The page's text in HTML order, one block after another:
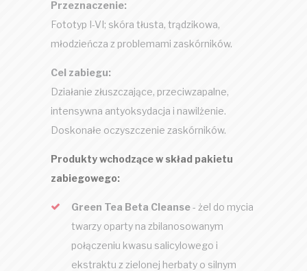
Przeznaczenie:
Fototyp I-VI; skóra tłusta, trądzikowa,
młodzieńcza z problemami zaskórników.
Cel zabiegu:
Działanie złuszczające, przeciwzapalne,
intensywna antyoksydacja i nawilżenie.
Doskonałe oczyszczenie zaskórników.
Produkty wchodzące w skład pakietu
zabiegowego:
Green Tea Beta Cleanse- żel do mycia
twarzy oparty na zbilanosowanym
połączeniu kwasu salicylowego i
ekstraktu z zielonej herbaty o silnym